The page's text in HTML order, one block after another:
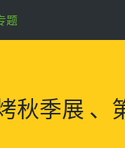
题
秋季展 、